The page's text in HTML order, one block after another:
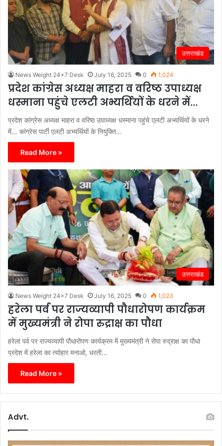
उत्तराखंड
News Weight 24x7 Desk July 16, 2025 0 1,024
प्रदेश कांग्रेस अध्यक्ष माहरा व वरिष्ठ उपाध्यक्ष
धस्माना पहुंचे एलटी अभ्यर्थियों के धरने में…
प्रदेश कांग्रेस अध्यक्ष माहरा व वरिष्ठ उपाध्यक्ष धस्माना पहुंचे एलटी अभ्यर्थियों के धरने
में… कांग्रेस पार्टी एलटी अभ्यर्थियों के नियुक्ति…
Read More »
उत्तराखंड
News Weight 24x7 Desk July 16, 2025 0 1,023
हरेला पर्व पर राज्यव्यापी पौधारोपण कार्यक्रम
में मुख्यमंत्री ने रोपा रुद्राक्ष का पौधा
हरेला पर्व पर राज्यव्यापी पौधारोपण कार्यक्रम में मुख्यमंत्री ने रोपा रुद्राक्ष का पौधा
प्रदेश में हरेला का त्योहार मनाओ, धरती…
Read More »
Advt.